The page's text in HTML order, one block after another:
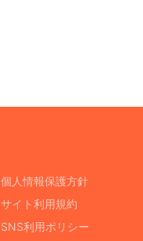
個人情報保護方針
サイト利用規約
SNS利用ポリシー